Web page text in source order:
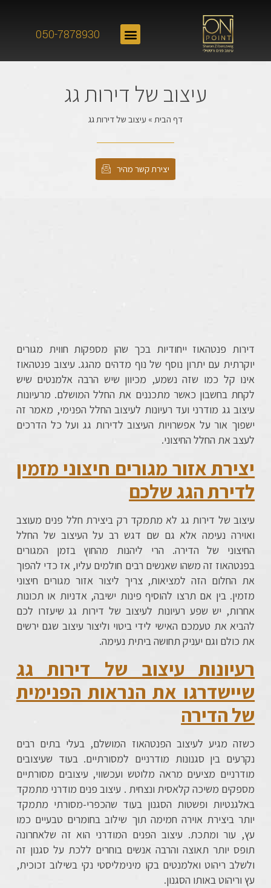
050-7878930
עיצוב של דירות גג
דף הבית » עיצוב של דירות גג
יצירת קשר מהיר
דירות פנטהאוז ייחודיות בכך שהן מספקות חווית מגורים
יוקרתית עם יתרון נוסף של נוף מדהים מהגג. עיצוב פנטהאוז
אינו קל כמו שזה נשמע, מכיוון שיש הרבה אלמנטים שיש
לקחת בחשבון כאשר מתכננים את החלל המושלם. מרעיונות
עיצוב גג מודרני ועד רעיונות לעיצוב החלל הפנימי, מאמר זה
ישפוך אור על אפשרויות העיצוב לדירות גג ועל כל הדרכים
לעצב את החלל החיצוני.
יצירת אזור מגורים חיצוני מזמין
לדירת הגג שלכם
עיצוב של דירות גג לא מתמקד רק ביצירת חלל פנים מעוצב
ואוירה נעימה אלא גם שם דגש רב על העיצוב של החלל
החיצוני של הדירה. הרי ליהנות מהחוץ בזמן המגורים
בפנטהאוז זה משהו שאנשים רבים חולמים עליו, אז כדי להפוך
את החלום הזה למציאות, צריך ליצור אזור מגורים חיצוני
מזמין. בין אם תרצו להוסיף פינות ישיבה, אדניות או תכונות
אחרות, יש שפע רעיונות לעיצוב של דירות גג שיעזרו לכם
להביא את טעמכם האישי לידי ביטוי וליצור עיצוב שגם ירשים
את כולם וגם יעניק תחושה ביתית נעימה.
רעיונות עיצוב של דירות גג
שיישדרגו את הנראות הפנימית
של הדירה
כשזה מגיע לעיצוב הפנטהאוז המושלם, בעלי בתים רבים
נקרעים בין סגנונות מודרניים למסורתיים. בעוד שעיצובים
מודרניים מציעים מראה מלוטש ועכשווי, עיצובים מסורתיים
מספקים משיכה קלאסית ונצחית . עיצוב פנים מודרני מתמקד
באלגנטיות ופשטות הסגנון בעוד שהכפרי-מסורתי מתמקד
יותר ביצירת אוירה חמימה תוך שילוב בחומרים טבעיים כמו
עץ, עור ומתכת. עיצוב הפנים המודרני הוא זה שלאחרונה
תופס יותר תאוצה והרבה אנשים בוחרים ללכת על סגנון זה
ולשלב ריהוט ואלמנטים בקו מינימליסטי נקי בשילוב זכוכית,
עץ וריהוט באותו הסגנון.